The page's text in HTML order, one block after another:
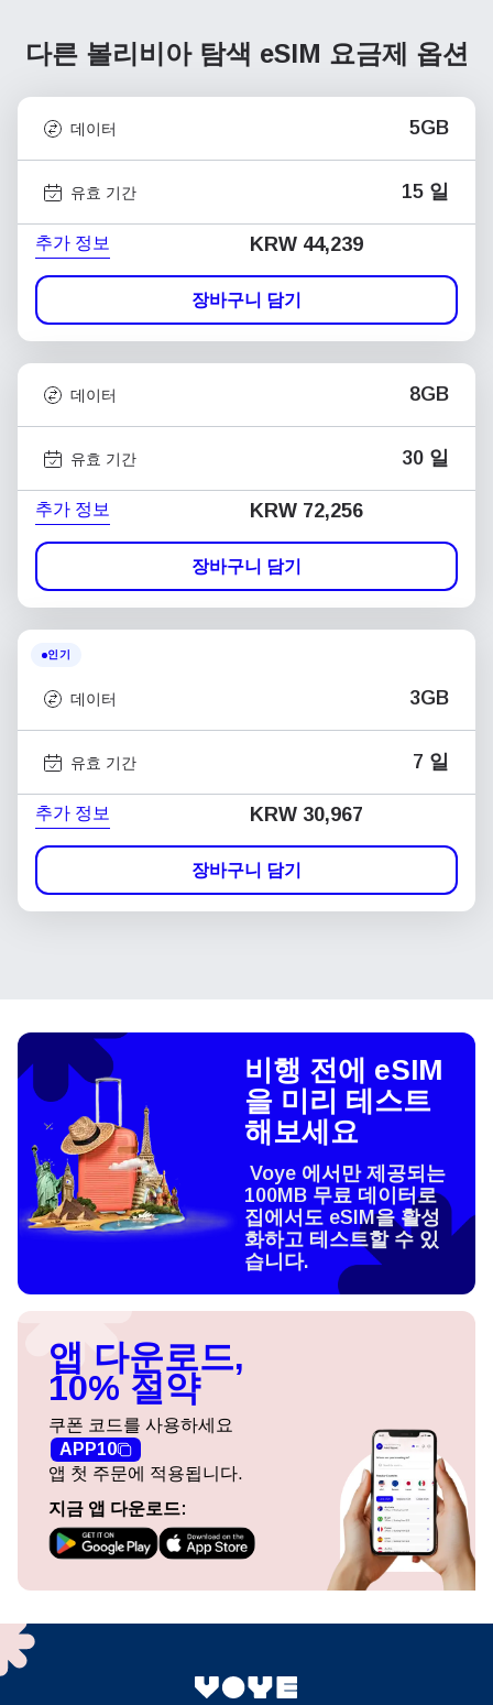
다른 볼리비아 탐색 eSIM 요금제 옵션
데이터 5GB
유효 기간 15 일
추가 정보 KRW 44,239
장바구니 담기
데이터 8GB
유효 기간 30 일
추가 정보 KRW 72,256
장바구니 담기
인기
데이터 3GB
유효 기간 7 일
추가 정보 KRW 30,967
장바구니 담기
비행 전에 eSIM
을 미리 테스트
해보세요
Voye 에서만 제공되는
100MB 무료 데이터로
집에서도 eSIM을 활성
화하고 테스트할 수 있
습니다.
앱 다운로드,
10% 절약
쿠폰 코드를 사용하세요
APP10
앱 첫 주문에 적용됩니다.
지금 앱 다운로드: